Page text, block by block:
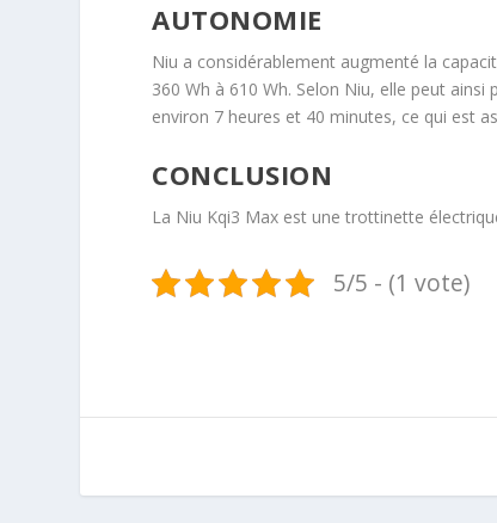
AUTONOMIE
Niu a considérablement augmenté la
360 Wh à 610 Wh. Selon Niu, elle peut
environ 7 heures et 40 minutes, ce qui est
CONCLUSION
La Niu Kqi3 Max est une trottinette
5/5 - (1 vote)